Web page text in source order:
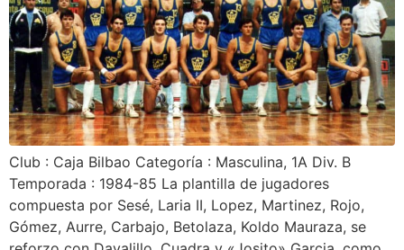
Club : Caja Bilbao Categoría : Masculina, 1A Div. B
Temporada : 1984-85 La plantilla de jugadores
compuesta por Sesé, Laria II, Lopez, Martinez, Rojo,
Gómez, Aurre, Carbajo, Betolaza, Koldo Mauraza, se